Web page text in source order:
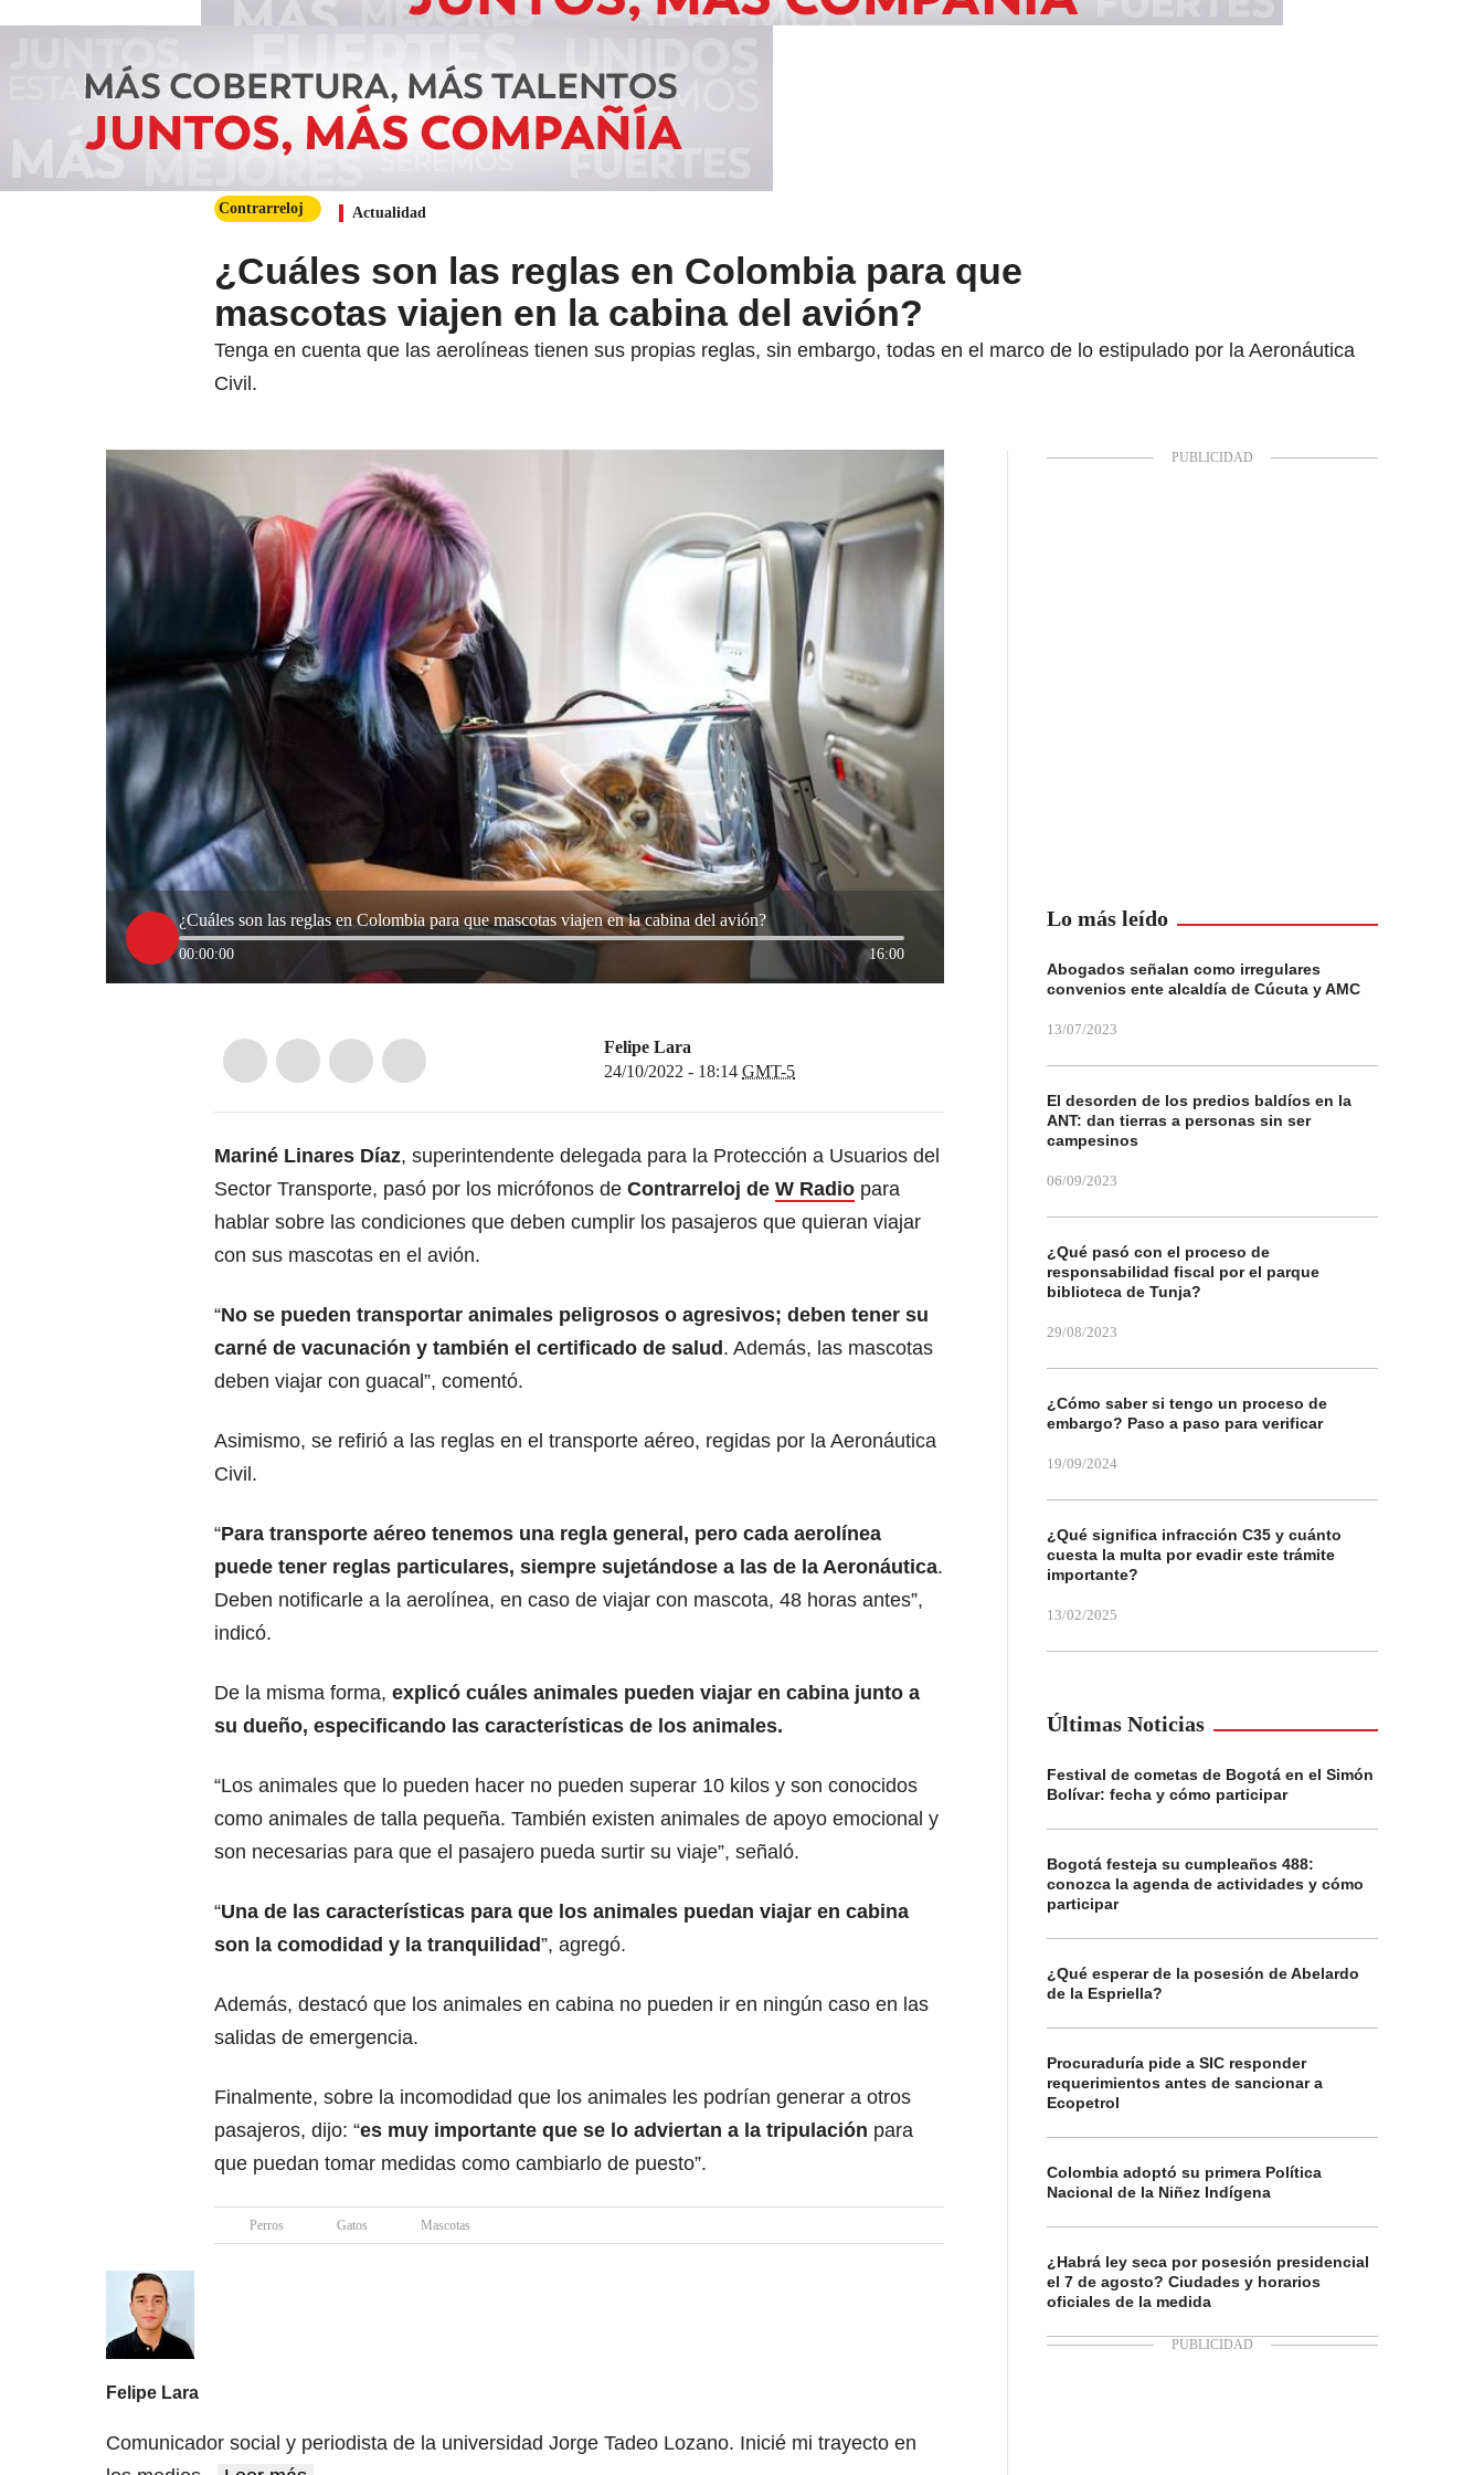
Contrarreloj Actualidad
¿Cuáles son las reglas en Colombia para que
mascotas viajen en la cabina del avión?
Tenga en cuenta que las aerolíneas tienen sus propias reglas, sin embargo, todas en el marco de lo estipulado por la Aeronáutica
Civil.
¿Cuáles son las reglas en Colombia para que mascotas viajen en la cabina del avión?
00:00:00 16:00
Felipe Lara
24/10/2022 - 18:14 GMT-5
Mariné Linares Díaz, superintendente delegada para la Protección a Usuarios del
Sector Transporte, pasó por los micrófonos de Contrarreloj de W Radio para
hablar sobre las condiciones que deben cumplir los pasajeros que quieran viajar
con sus mascotas en el avión.
“No se pueden transportar animales peligrosos o agresivos; deben tener su
carné de vacunación y también el certificado de salud . Además, las mascotas
deben viajar con guacal”, comentó.
Asimismo, se refirió a las reglas en el transporte aéreo, regidas por la Aeronáutica
Civil.
“Para transporte aéreo tenemos una regla general, pero cada aerolínea
puede tener reglas particulares, siempre sujetándose a las de la Aeronáutica.
Deben notificarle a la aerolínea, en caso de viajar con mascota, 48 horas antes”,
indicó.
De la misma forma, explicó cuáles animales pueden viajar en cabina junto a
su dueño, especificando las características de los animales.
“Los animales que lo pueden hacer no pueden superar 10 kilos y son conocidos
como animales de talla pequeña. También existen animales de apoyo emocional y
son necesarias para que el pasajero pueda surtir su viaje”, señaló.
“Una de las características para que los animales puedan viajar en cabina
son la comodidad y la tranquilidad”, agregó.
Además, destacó que los animales en cabina no pueden ir en ningún caso en las
salidas de emergencia.
Finalmente, sobre la incomodidad que los animales les podrían generar a otros
pasajeros, dijo: “es muy importante que se lo adviertan a la tripulación para
que puedan tomar medidas como cambiarlo de puesto”.
Perros Gatos Mascotas
Felipe Lara
Comunicador social y periodista de la universidad Jorge Tadeo Lozano. Inicié mi trayecto en
Lo más leído
Abogados señalan como irregulares
convenios ente alcaldía de Cúcuta y AMC
13/07/2023
El desorden de los predios baldíos en la
ANT: dan tierras a personas sin ser
campesinos
06/09/2023
¿Qué pasó con el proceso de
responsabilidad fiscal por el parque
biblioteca de Tunja?
29/08/2023
¿Cómo saber si tengo un proceso de
embargo? Paso a paso para verificar
19/09/2024
¿Qué significa infracción C35 y cuánto
cuesta la multa por evadir este trámite
importante?
13/02/2025
Últimas Noticias
Festival de cometas de Bogotá en el Simón
Bolívar: fecha y cómo participar
Bogotá festeja su cumpleaños 488:
conozca la agenda de actividades y cómo
participar
¿Qué esperar de la posesión de Abelardo
de la Espriella?
Procuraduría pide a SIC responder
requerimientos antes de sancionar a
Ecopetrol
Colombia adoptó su primera Política
Nacional de la Niñez Indígena
¿Habrá ley seca por posesión presidencial
el 7 de agosto? Ciudades y horarios
oficiales de la medida